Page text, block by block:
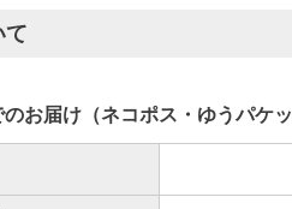
て
お届け（ネコポス・ゆうパケッ
カラコン・
クリアコ